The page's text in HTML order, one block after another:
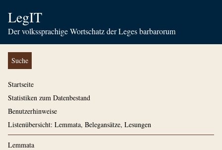
LegIT
Der volkssprachige Wortschatz der Leges barbarorum
Suche
Startseite
Statistiken zum Datenbestand
Benutzerhinweise
Listenübersicht: Lemmata, Belegansätze, Lesungen
Lemmata